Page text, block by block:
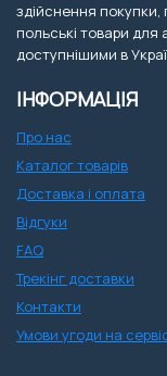
здійснення
польські товари
доступнішими в
ІНФОРМАЦІЯ
Про нас
Каталог товарів
Доставка і оплата
Відгуки
FAQ
Трекінг доставки
Контакти
Умови угоди на